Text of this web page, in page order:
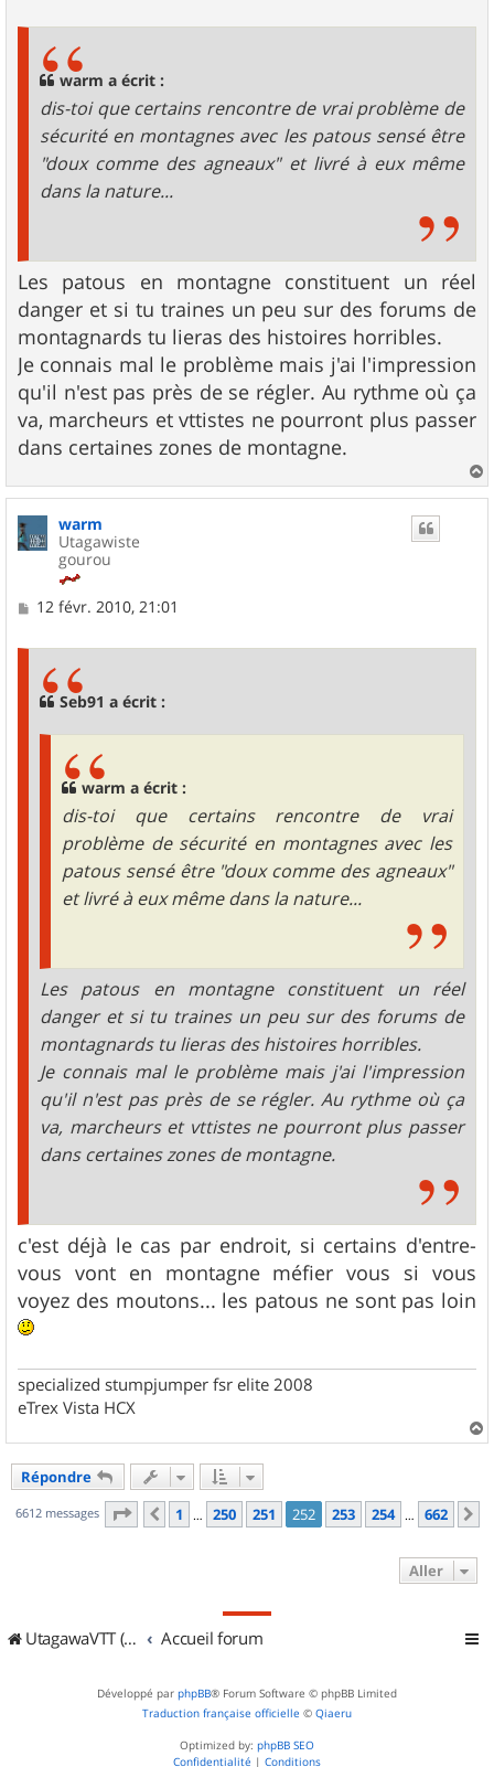
warm a écrit :
dis-toi que certains rencontre de vrai problème de
sécurité en montagnes avec les patous sensé être
"doux comme des agneaux" et livré à eux même
dans la nature...
Les patous en montagne constituent un réel
danger et si tu traines un peu sur des forums de
montagnards tu lieras des histoires horribles.
Je connais mal le problème mais j'ai l'impression
qu'il n'est pas près de se régler. Au rythme où ça
va, marcheurs et vttistes ne pourront plus passer
dans certaines zones de montagne.
a
warm
Utagawiste
gourou
M12 févr. 2010, 21:01
Seb91 a écrit :
warm a écrit :
dis-toi que certains rencontre de vrai
problème de sécurité en montagnes avec les
patous sensé être "doux comme des agneaux"
et livré à eux même dans la nature...
Les patous en montagne constituent un réel
danger et si tu traines un peu sur des forums de
montagnards tu lieras des histoires horribles.
Je connais mal le problème mais j'ai l'impression
qu'il n'est pas près de se régler. Au rythme où ça
va, marcheurs et vttistes ne pourront plus passer
dans certaines zones de montagne.
c'est déjà le cas par endroit, si certains d'entre-
vous vont en montagne méfier vous si vous
voyez des moutons... les patous ne sont pas loin
specialized stumpjumper fsr elite 2008
eTrex Vista HCX
a
Répondre
6612 messages Page 252 sur662
Précédent
1 … 250 251 252 253 254 … 662
Aller
UtagawaVTT (Randos VTT et VTTAE avec traces GPS) Accueil forum
Développé par phpBB® Forum Software © phpBB Limited
Traduction française officielle © Qiaeru
Optimized by: phpBB SEO
Confidentialité | Conditions